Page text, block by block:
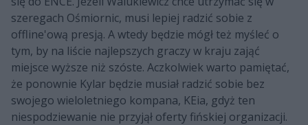
szeregach Ośmiornic, musi lepiej radzić sobie z
offline'ową presją. A wtedy będzie mógł też myśleć o
tym, by na liście najlepszych graczy w kraju zająć
miejsce wyższe niż szóste. Aczkolwiek warto pamiętać,
że ponownie Kylar będzie musiał radzić sobie bez
swojego wieloletniego kompana, KEia, gdyż ten
niespodziewanie nie przyjął oferty fińskiej organizacji.